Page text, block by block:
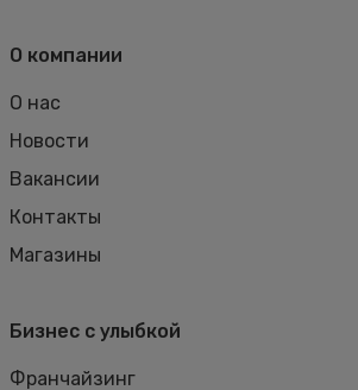
О компании
О нас
Новости
Вакансии
Контакты
Магазины
Бизнес с улыбкой
Франчайзинг